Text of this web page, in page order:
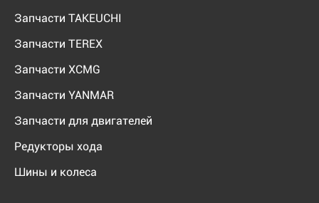
Запчасти TAKEUCHI
Запчасти TEREX
Запчасти XCMG
Запчасти YANMAR
Запчасти для двигателей
Редукторы хода
Шины и колеса